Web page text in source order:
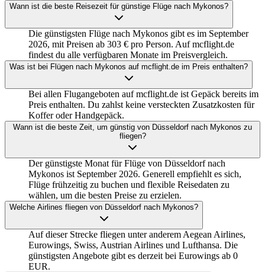
Wann ist die beste Reisezeit für günstige Flüge nach Mykonos?
Die günstigsten Flüge nach Mykonos gibt es im September
2026, mit Preisen ab 303 € pro Person. Auf mcflight.de
findest du alle verfügbaren Monate im Preisvergleich.
Was ist bei Flügen nach Mykonos auf mcflight.de im Preis enthalten?
Bei allen Flugangeboten auf mcflight.de ist Gepäck bereits im
Preis enthalten. Du zahlst keine versteckten Zusatzkosten für
Koffer oder Handgepäck.
Wann ist die beste Zeit, um günstig von Düsseldorf nach Mykonos zu
fliegen?
Der günstigste Monat für Flüge von Düsseldorf nach
Mykonos ist September 2026. Generell empfiehlt es sich,
Flüge frühzeitig zu buchen und flexible Reisedaten zu
wählen, um die besten Preise zu erzielen.
Welche Airlines fliegen von Düsseldorf nach Mykonos?
Auf dieser Strecke fliegen unter anderem Aegean Airlines,
Eurowings, Swiss, Austrian Airlines und Lufthansa. Die
günstigsten Angebote gibt es derzeit bei Eurowings ab 0
EUR.